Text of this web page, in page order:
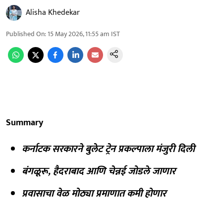
Alisha Khedekar
Published On:15 May 2026, 11:55 am IST
Summary
कर्नाटक सरकारने बुलेट ट्रेन प्रकल्पाला मंजुरी दिली
बंगळूरू, हैदराबाद आणि चेन्नई जोडले जाणार
प्रवासाचा वेळ मोठ्या प्रमाणात कमी होणार